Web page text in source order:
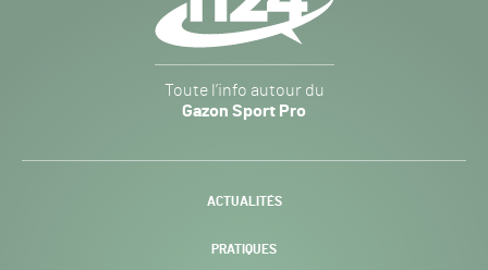
Sport
Pro
-
Toute l’info autour du
Gazon Sport Pro
ACTUALITÉS
PRATIQUES